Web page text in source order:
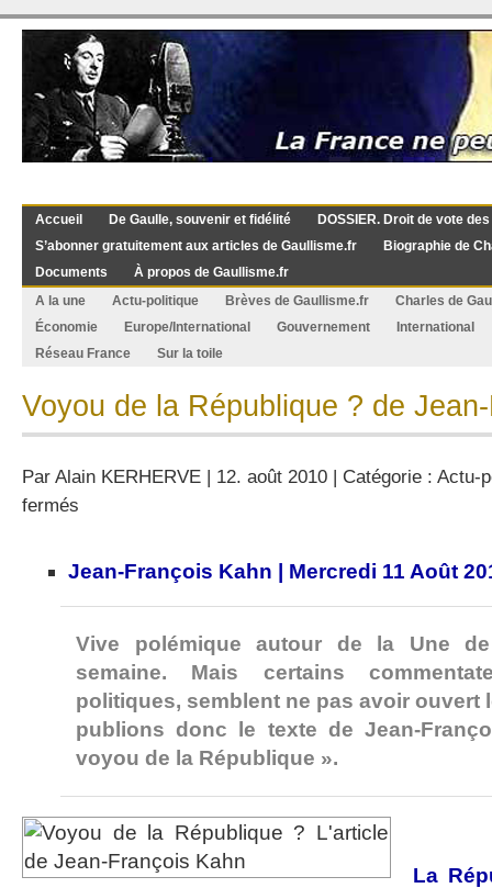
Accueil De Gaulle, souvenir et fidélité
DOSSIER. Droit de vote
S’abonner gratuitement aux articles de Gaullisme.fr
Biographie de
Documents
À propos de Gaullisme.fr
A la une
Actu-politique Brèves de Gaullisme.fr
Charles de
Économie
Europe/International Gouvernement
International
Réseau France
Sur la toile
Voyou de la République ? de
Par Alain KERHERVE | 12. août 2010 | Catégorie : Actu-
fermés
République
Jean-
Kahn
Jean-François Kahn | Mercredi 11 Août
Vive polémique autour de la Une
semaine. Mais certains
politiques, semblent ne pas avoir ouvert
publions donc le texte de Jean-
voyou de la République ».
La